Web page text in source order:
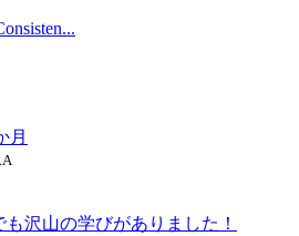
月
沢山の学びがありました！